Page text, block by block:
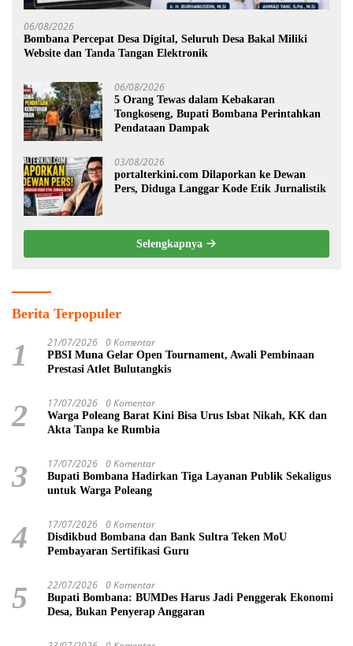
06/08/2026
Bombana Percepat Desa Digital, Seluruh Desa Bakal Miliki
Website dan Tanda Tangan Elektronik
06/08/2026
5 Orang Tewas dalam Kebakaran
Tongkoseng, Bupati Bombana Perintahkan
Pendataan Dampak
03/08/2026
portalterkini.com Dilaporkan ke Dewan
Pers, Diduga Langgar Kode Etik Jurnalistik
Selengkapnya
Berita Terpopuler
1 21/07/2026 0 Komentar
PBSI Muna Gelar Open Tournament, Awali Pembinaan
Prestasi Atlet Bulutangkis
2 17/07/2026 0 Komentar
Warga Poleang Barat Kini Bisa Urus Isbat Nikah, KK dan
Akta Tanpa ke Rumbia
3 17/07/2026 0 Komentar
Bupati Bombana Hadirkan Tiga Layanan Publik Sekaligus
untuk Warga Poleang
4 17/07/2026 0 Komentar
Disdikbud Bombana dan Bank Sultra Teken MoU
Pembayaran Sertifikasi Guru
5 22/07/2026 0 Komentar
Bupati Bombana: BUMDes Harus Jadi Penggerak Ekonomi
Desa, Bukan Penyerap Anggaran